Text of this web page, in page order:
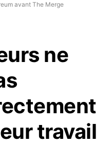
avant The Merge
ne
travail